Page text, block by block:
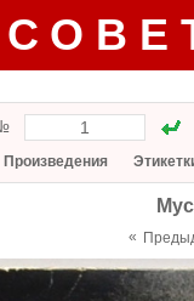
Произведения
«